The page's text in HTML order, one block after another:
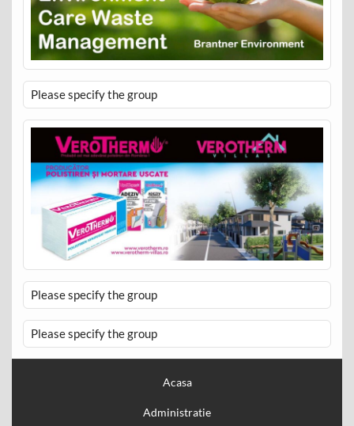
Please specify the group
Please specify the group
Please specify the group
Acasa
Administratie